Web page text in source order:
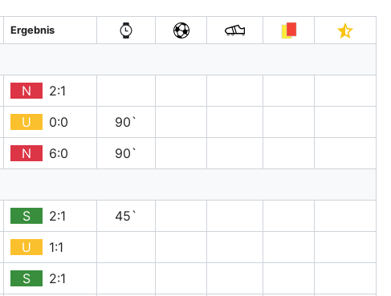
Ergebnis
N
2:1
U 0:0
90`
N 6:0
90`
S 2:1
45`
U
1:1
S
2:1